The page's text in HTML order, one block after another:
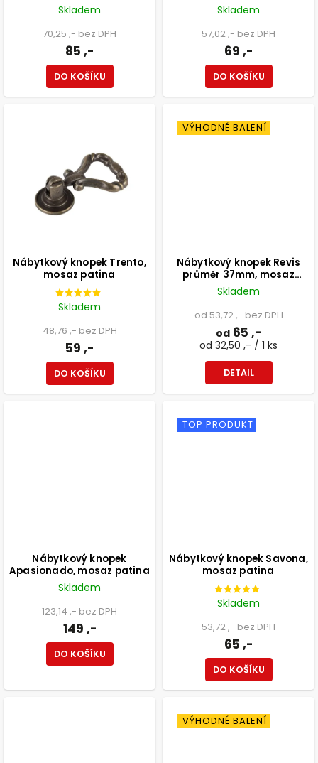
Skladem
70,25 ,- bez DPH
85 ,-
DO KOŠÍKU
Skladem
57,02 ,- bez DPH
69 ,-
DO KOŠÍKU
Nábytkový knopek Trento,
mosaz patina
Skladem
48,76 ,- bez DPH
59 ,-
DO KOŠÍKU
VÝHODNÉ BALENÍ
Nábytkový knopek Revis
průměr 37mm, mosaz
patina
Skladem
od 53,72 ,- bez DPH
od 65 ,-
od 32,50 ,- / 1 ks
DETAIL
Nábytkový knopek
Apasionado, mosaz patina
Skladem
123,14 ,- bez DPH
149 ,-
DO KOŠÍKU
TOP PRODUKT
Nábytkový knopek Savona,
mosaz patina
Skladem
53,72 ,- bez DPH
65 ,-
DO KOŠÍKU
VÝHODNÉ BALENÍ